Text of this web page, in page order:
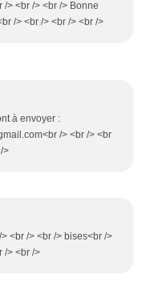
/> <br /> <br /> Bonne
/> <br /> <br /> <br />
à envoyer :
/> <br /> <br
>
<br /> <br /> bises<br />
/> <br />